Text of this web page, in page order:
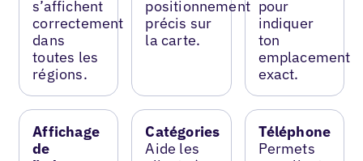
s’affichent
correctement
dans
toutes les
régions.
positionnement
précis sur
la carte.
pour
indiquer
ton
emplacement
exact.
Affichage
de
Catégories
Aide les
Téléphone
Permets